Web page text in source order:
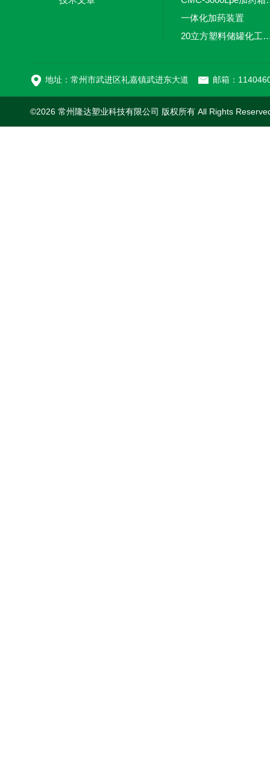
一体化加药装置
20立方塑料储罐化工储
地址：常州市武进区礼嘉镇武进东大道 邮箱：
©2026 常州隆达塑业科技有限公司 版权所有 All Rights